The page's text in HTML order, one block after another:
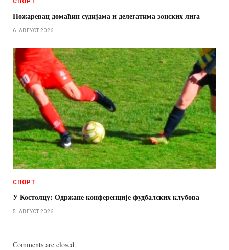
СПОРТ
Пожаревац домаћин судијама и делегатима зонских лига
6. АВГУСТ 2026.
СПОРТ
У Костолцу: Одржане конференције фудбалских клубова
5. АВГУСТ 2026.
Comments are closed.